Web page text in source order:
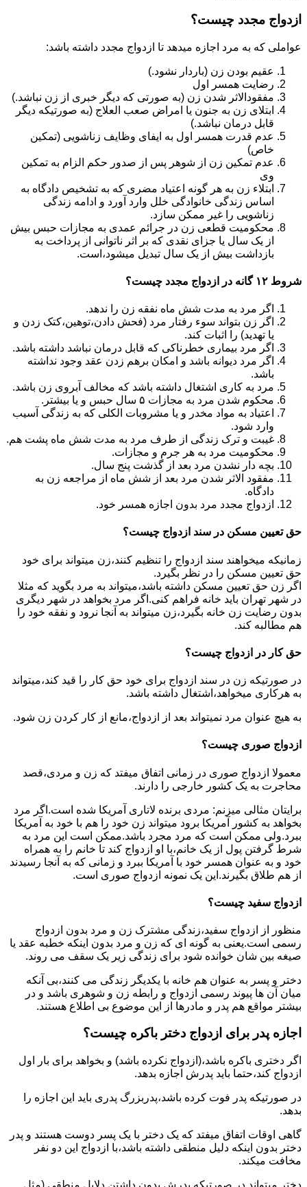
ازدواج مجدد چیست؟
عواملی که به مرد اجازه میدهد تا ازدواج مجدد داشته باشد:
عقیم بودن زن (باردار نشود.)
رضایت همسر اول
مفقودالاثر شدن زن (به صورتی که دیگر خبری از زن نباشد.)
ابتلای زن به جنون یا امراض صعب العلاج (به صورتیکه دیگر
قابل درمان نباشد.)
عدم قدرت همسر اول به ایفای وظایف زناشویی (تمکین
خاص)
عدم تمکین زن از شوهر پس از صدور حکم الزام به تمکین
وی
ابتلاء زن به هر گونه اعتیاد مضری که به تشخیص دادگاه به
اساس زندگی خانوادگی خلل وارد آورد و ادامه زندگی
زناشویی را غیر ممکن سازد.
محکومیت قطعی زن در جرائم عمدی به مجازات حبس بیش
از یک سال یا جزای نقدی که بر اثر ناتوانی از پرداخت به
بازداشت بیش از یک سال تبدیل می‎شود،است.
شروط ۱۲ گانه در ازدواج مجدد چیست؟
اگر مرد به مدت شش ماه نفقه زن را ندهد.
اگر زن بتواند سوء رفتار مرد (فحش دادن،توهین،کتک زدن و
یا تهدید) را اثبات کند.
اگر مرد بیماری خطرناکی که قابل درمان نباشد داشته باشد.
اگر مرد دیوانه باشد و امکان برهم زدن عقد وجود نداشته
باشد.
مرد به کاری اشتغال داشته باشد که مخالف آبروی زن باشد.
محکوم شدن مرد به مجازات ۵ سال حبس و یا بیشتر.
اعتیاد به مواد مخدر و یا مشروبات الکلی که به زندگی آسیب
وارد شود.
غیبت و ترک زندگی از طرف مرد به مدت شش ماه پشت هم.
محکومیت مرد به هر جرم و مجازات.
بچه دار نشدن مرد بعد از گذشت پنج سال.
مفقود الاثر شدن مرد بعد از شش ماه از مراجعه زن به
دادگاه.
ازدواج مجدد مرد بدون اجازه همسر خود.
حق تعیین مسکن در سند ازدواج چیست؟
زمانیکه میخواهند سند ازدواج را تنظیم کنند،زن میتواند برای خود
حق تعیین مسکن را در نظر بگیرد.
اگر زن حق تعیین مسکن داشته باشد،میتواند به مرد بگوید که مثلا
در شهر تهران باید خانه فراهم کنی.اگر مرد بخواهد در شهر دیگری
بدون رضایت زن خانه بگیرد،زن میتواند به آنجا نرود و نفقه خود را
هم مطالبه کند.
حق کار در ازدواج چیست؟
در صورتیکه زن در سند ازدواج برای خود حق کار را قید کند،میتواند
به هرکاری میخواهد،اشتغال داشته باشد.
به هیچ عنوان مرد نمیتواند بعد از ازدواج،مانع از کار کردن زن شود.
ازدواج صوری چیست؟
معمولا ازدواج صوری در زمانی اتفاق میفتد که زن و مردی،قصد
محاجرت به یک کشور خارجی را دارند.
برایتان مثالی میزنم: مردی برنده لاتاری آمریکا شده است.اگر مرد
بخواهد به کشور آمریکا برود میتواند زن خود را هم با خود به آمریکا
ببرد.ولی ممکن است که مرد مجرد باشد.ممکن است این مرد به
شرط گرفتن پول از یک خانم،با او ازدواج کند تا خانم را به همراه
خود و به عنوان همسر خود با آمریکا ببرد و زمانی که به آنجا رسیدند
از هم طلاق بگیرند.این یک نمونه ازدواج صوری است.
ازدواج سفید چیست؟
منظور از ازدواج سفید،زندگی مشترک زن و مرد بدون ازدواج
رسمی است.یعنی به گونه ای که زن و مرد بدون اینکه خطبه عقد یا
صیغه بین شان خوانده شود برای زندگی زیر یک سقف می روند.
دختر و پسر به عنوان هم خانه با یکدیگر زندگی می کنند،بی آنکه
میان آن ها پیوند رسمی ازدواج و رابطه زن و شوهری باشد و در
بیشتر مواقع هم پدر و مادرها از این موضوع بی اطلاع هستند.
اجازه پدر برای ازدواج دختر باکره چیست؟
اگر دختری باکره باشد،(ازدواج نکرده باشد) و بخواهد برای بار اول
ازدواج کند،حتما باید پدرش اجازه بدهد.
در صورتیکه پدر فوت کرده باشد،پدربزرگ پدری باید این اجازه را
بدهد.
گاهی اوقات اتفاق میفتد که یک دختر با یک پسر دوست هستند و پدر
دختر بدون اینکه دلیل منطقی داشته باشد،با ازدواج این دو نفر
مخافت میکند.
دختر میتواند در صورتیکه پدرش بدون داشتن دلایل منطقی (مثل